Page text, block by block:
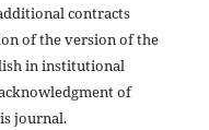
contracts
of the version of the
in institutional
of
journal.